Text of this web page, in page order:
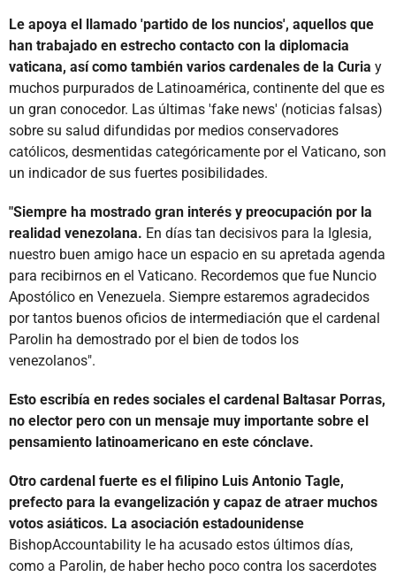
Le apoya el llamado 'partido de los nuncios', aquellos que
han trabajado en estrecho contacto con la diplomacia
vaticana, así como también varios cardenales de la Curia y
muchos purpurados de Latinoamérica, continente del que es
un gran conocedor. Las últimas 'fake news' (noticias falsas)
sobre su salud difundidas por medios conservadores
católicos, desmentidas categóricamente por el Vaticano, son
un indicador de sus fuertes posibilidades.
"Siempre ha mostrado gran interés y preocupación por la
realidad venezolana. En días tan decisivos para la Iglesia,
nuestro buen amigo hace un espacio en su apretada agenda
para recibirnos en el Vaticano. Recordemos que fue Nuncio
Apostólico en Venezuela. Siempre estaremos agradecidos
por tantos buenos oficios de intermediación que el cardenal
Parolin ha demostrado por el bien de todos los
venezolanos".
Esto escribía en redes sociales el cardenal Baltasar Porras,
no elector pero con un mensaje muy importante sobre el
pensamiento latinoamericano en este cónclave.
Otro cardenal fuerte es el filipino Luis Antonio Tagle,
prefecto para la evangelización y capaz de atraer muchos
votos asiáticos. La asociación estadounidense
BishopAccountability le ha acusado estos últimos días,
como a Parolin, de haber hecho poco contra los sacerdotes